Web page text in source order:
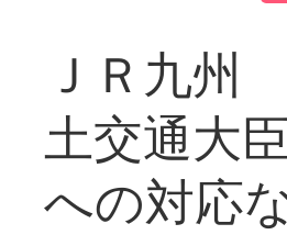
ＪＲ九州
土交通大
への対応